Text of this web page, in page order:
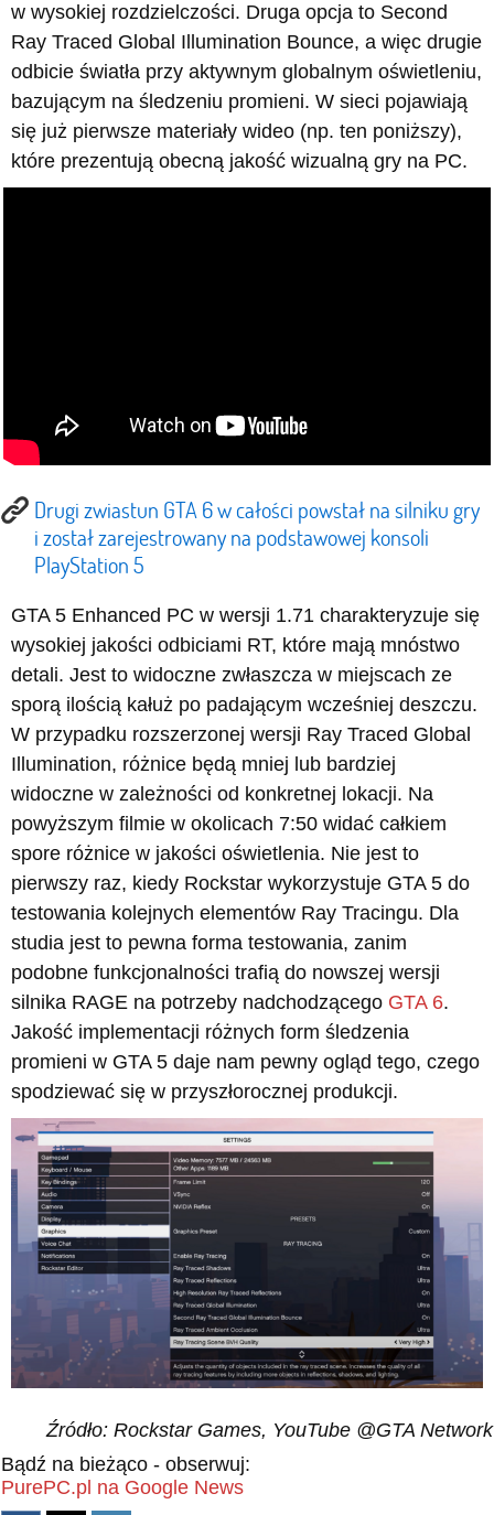
w wysokiej rozdzielczości. Druga opcja to Second
Ray Traced Global Illumination Bounce, a więc drugie
odbicie światła przy aktywnym globalnym oświetleniu,
bazującym na śledzeniu promieni. W sieci pojawiają
się już pierwsze materiały wideo (np. ten poniższy),
które prezentują obecną jakość wizualną gry na PC.
Drugi zwiastun GTA 6 w całości powstał na silniku gry
i został zarejestrowany na podstawowej konsoli
PlayStation 5
GTA 5 Enhanced PC w wersji 1.71 charakteryzuje się
wysokiej jakości odbiciami RT, które mają mnóstwo
detali. Jest to widoczne zwłaszcza w miejscach ze
sporą ilością kałuż po padającym wcześniej deszczu.
W przypadku rozszerzonej wersji Ray Traced Global
Illumination, różnice będą mniej lub bardziej
widoczne w zależności od konkretnej lokacji. Na
powyższym filmie w okolicach 7:50 widać całkiem
spore różnice w jakości oświetlenia. Nie jest to
pierwszy raz, kiedy Rockstar wykorzystuje GTA 5 do
testowania kolejnych elementów Ray Tracingu. Dla
studia jest to pewna forma testowania, zanim
podobne funkcjonalności trafią do nowszej wersji
silnika RAGE na potrzeby nadchodzącego GTA 6.
Jakość implementacji różnych form śledzenia
promieni w GTA 5 daje nam pewny ogląd tego, czego
spodziewać się w przyszłorocznej produkcji.
Źródło: Rockstar Games, YouTube @GTA Network
Bądź na bieżąco - obserwuj:
PurePC.pl na Google News